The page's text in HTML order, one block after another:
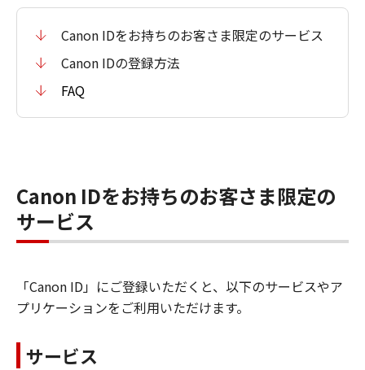
Canon IDをお持ちのお客さま限定のサービス
Canon IDの登録方法
FAQ
Canon IDをお持ちのお客さま限定の
サービス
「Canon ID」にご登録いただくと、以下のサービスやア
プリケーションをご利用いただけます。
サービス